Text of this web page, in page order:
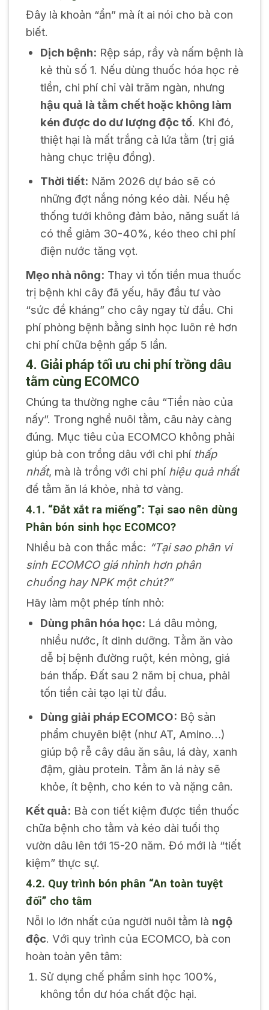
Đây là khoản “ẩn” mà ít ai nói cho bà con
biết.
Dịch bệnh: Rệp sáp, rầy và nấm bệnh là
kẻ thù số 1. Nếu dùng thuốc hóa học rẻ
tiền, chi phí chỉ vài trăm ngàn, nhưng
hậu quả là tằm chết hoặc không làm
kén được do dư lượng độc tố. Khi đó,
thiệt hại là mất trắng cả lứa tằm (trị giá
hàng chục triệu đồng).
Thời tiết: Năm 2026 dự báo sẽ có
những đợt nắng nóng kéo dài. Nếu hệ
thống tưới không đảm bảo, năng suất lá
có thể giảm 30-40%, kéo theo chi phí
điện nước tăng vọt.
Mẹo nhà nông: Thay vì tốn tiền mua thuốc
trị bệnh khi cây đã yếu, hãy đầu tư vào
“sức đề kháng” cho cây ngay từ đầu. Chi
phí phòng bệnh bằng sinh học luôn rẻ hơn
chi phí chữa bệnh gấp 5 lần.
4. Giải pháp tối ưu chi phí trồng dâu
tằm cùng ECOMCO
Chúng ta thường nghe câu “Tiền nào của
nấy”. Trong nghề nuôi tằm, câu này càng
đúng. Mục tiêu của ECOMCO không phải
giúp bà con trồng dâu với chi phí thấp
nhất, mà là trồng với chi phí hiệu quả nhất
để tằm ăn lá khỏe, nhả tơ vàng.
4.1. “Đắt xắt ra miếng”: Tại sao nên dùng
Phân bón sinh học ECOMCO?
Nhiều bà con thắc mắc: “Tại sao phân vi
sinh ECOMCO giá nhỉnh hơn phân
chuồng hay NPK một chút?”
Hãy làm một phép tính nhỏ:
Dùng phân hóa học: Lá dâu mỏng,
nhiều nước, ít dinh dưỡng. Tằm ăn vào
dễ bị bệnh đường ruột, kén mỏng, giá
bán thấp. Đất sau 2 năm bị chua, phải
tốn tiền cải tạo lại từ đầu.
Dùng giải pháp ECOMCO: Bộ sản
phẩm chuyên biệt (như AT, Amino…)
giúp bộ rễ cây dâu ăn sâu, lá dày, xanh
đậm, giàu protein. Tằm ăn lá này sẽ
khỏe, ít bệnh, cho kén to và nặng cân.
Kết quả: Bà con tiết kiệm được tiền thuốc
chữa bệnh cho tằm và kéo dài tuổi thọ
vườn dâu lên tới 15-20 năm. Đó mới là “tiết
kiệm” thực sự.
4.2. Quy trình bón phân “An toàn tuyệt
đối” cho tằm
Nỗi lo lớn nhất của người nuôi tằm là ngộ
độc. Với quy trình của ECOMCO, bà con
hoàn toàn yên tâm:
Sử dụng chế phẩm sinh học 100%,
không tồn dư hóa chất độc hại.